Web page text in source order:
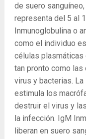
de suero
representa del 5 al
Inmunoglobulina o
como el individuo
células plasmáticas
tan pronto como
virus y bacterias.
estimula los
destruir el virus y
la infección. IgM
liberan en suero